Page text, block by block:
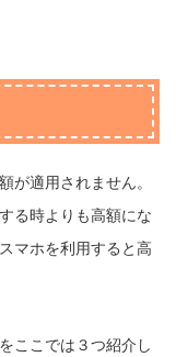
が適用されません。
る時よりも高額にな
マホを利用すると高
ここでは３つ紹介し